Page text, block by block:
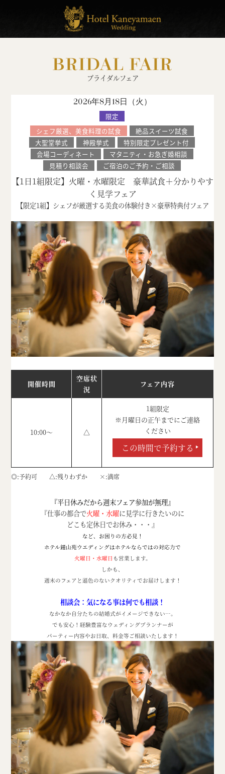
BRIDAL FAIR
ブライダルフェア
2026年8月18日（火）
限定
シェフ厳選、美食料理の試食
絶品スイーツ試食
大聖堂挙式
神殿挙式
特別限定プレゼント付
会場コーディネート
マタニティ・お急ぎ婚相談
見積り相談会
ご宿泊のご予約・ご相談
【1日1組限定】火曜・水曜限定 豪華試食＋分かりやす
く見学フェア
【限定1組】シェフが厳選する美食の体験付き×豪華特典付フェア
開催時間
空席状
況
フェア内容
10:00～ △
1組限定
※月曜日の正午までにご連絡
ください
この時間で予約する
◎ 予約可 △ 残りわずか × 満席
『平日休みだから週末フェア参加が無理』
『仕事の都合で火曜・水曜に見学に行きたいのに
どこも定休日でお休み・・・』
など、お困りの方必見！
ホテル鐘山苑ウエディングはホテルならではの対応力で
火曜日・水曜日 も営業します。
しかも、
週末のフェアと遜色のないクオリティでお届けします！
相談会：気になる事は何でも相談！
なかなか自分たちの結婚式がイメージできない…。
でも安心！経験豊富なウェディングプランナーが
パーティー内容やお日取、料金等ご相談いたします！